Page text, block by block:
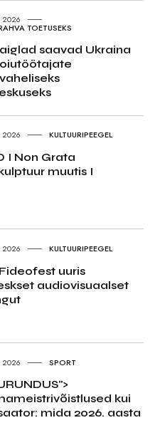
2026
TOETUSEKS
saavad Ukraina
2026 KULTUURIPEEGEL
I Non Grata
muutis I
2026 KULTUURIPEEGEL
uuris
audiovisuaalset
2026 SPORT
kui
mida 2026. aasta